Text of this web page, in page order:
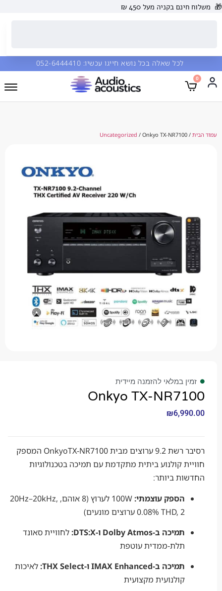
בקניה מעל 450 ₪
שאלה בכל נושא חייגו עכשיו: 052-6444410
Uncategorized/ Onkyo TX-
במלאי להזמנה מיידית
Onkyo TX-
₪
רסיבר רשת 9.2 ערוצים מבית OnkyoTX-NR7100 המספק
קולנוע ביתית מתקדמת עם תמיכה בטכנולוגיות
ביותר:
הספק עוצמתי:
100W לערוץ (8 אוהם, 20Hz–20kHz,
0.08% THD, 2 ערוצים מונעים)
תמיכה ב-Dolby Atmos ו-DTS:X:
לחוויית סאונד
תלת-ממדית עוטפת
תמיכה ב-IMAX Enhanced ו-THX Select:
לאיכות
קולנועית מקצועית